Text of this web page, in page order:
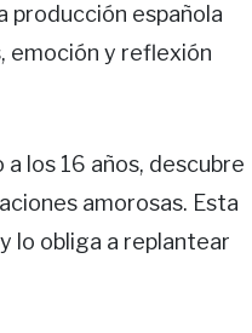
producción española
emoción y reflexión
los 16 años, descubre
amorosas. Esta
lo obliga a replantear